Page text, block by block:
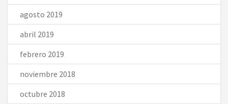
agosto 2019
abril 2019
febrero 2019
noviembre 2018
octubre 2018